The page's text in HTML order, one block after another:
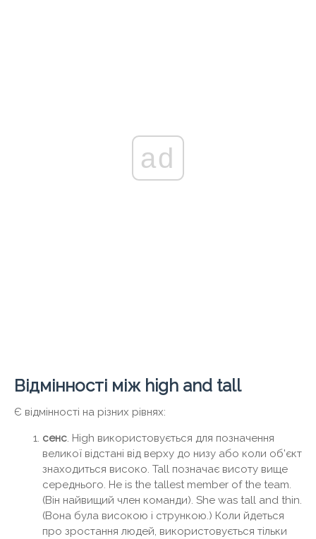
ad
Відмінності між high and tall
Є відмінності на різних рівнях:
сенс. High використовується для позначення
великої відстані від верху до низу або коли об'єкт
знаходиться високо. Tall позначає висоту вище
середнього. He is the tallest member of the team.
(Він найвищий член команди). She was tall and thin.
(Вона була високою і стрункою.) Коли йдеться
про зростання людей, використовується тільки